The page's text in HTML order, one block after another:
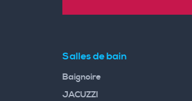
Salles de bain
Baignoire
JACUZZI